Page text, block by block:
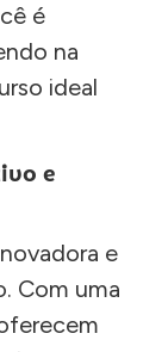
é
na
ideal
e
e
Com uma